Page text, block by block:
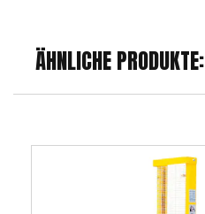
ÄHNLICHE PRODUKTE: